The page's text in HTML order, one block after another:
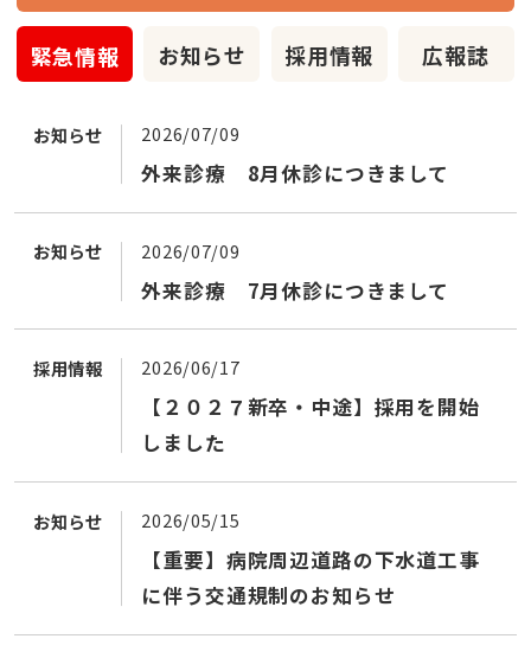
緊急情報 お知らせ 採用情報 広報誌
お知らせ 2026/07/09
外来診療 8月休診につきまして
お知らせ 2026/07/09
外来診療 7月休診につきまして
採用情報 2026/06/17
【２０２７新卒・中途】採用を開始
しました
お知らせ 2026/05/15
【重要】病院周辺道路の下水道工事
に伴う交通規制のお知らせ